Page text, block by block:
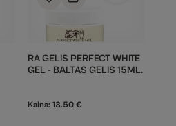
RA GELIS PERFECT WHITE
GEL - BALTAS GELIS 15ML.
Kaina: 13.50 €